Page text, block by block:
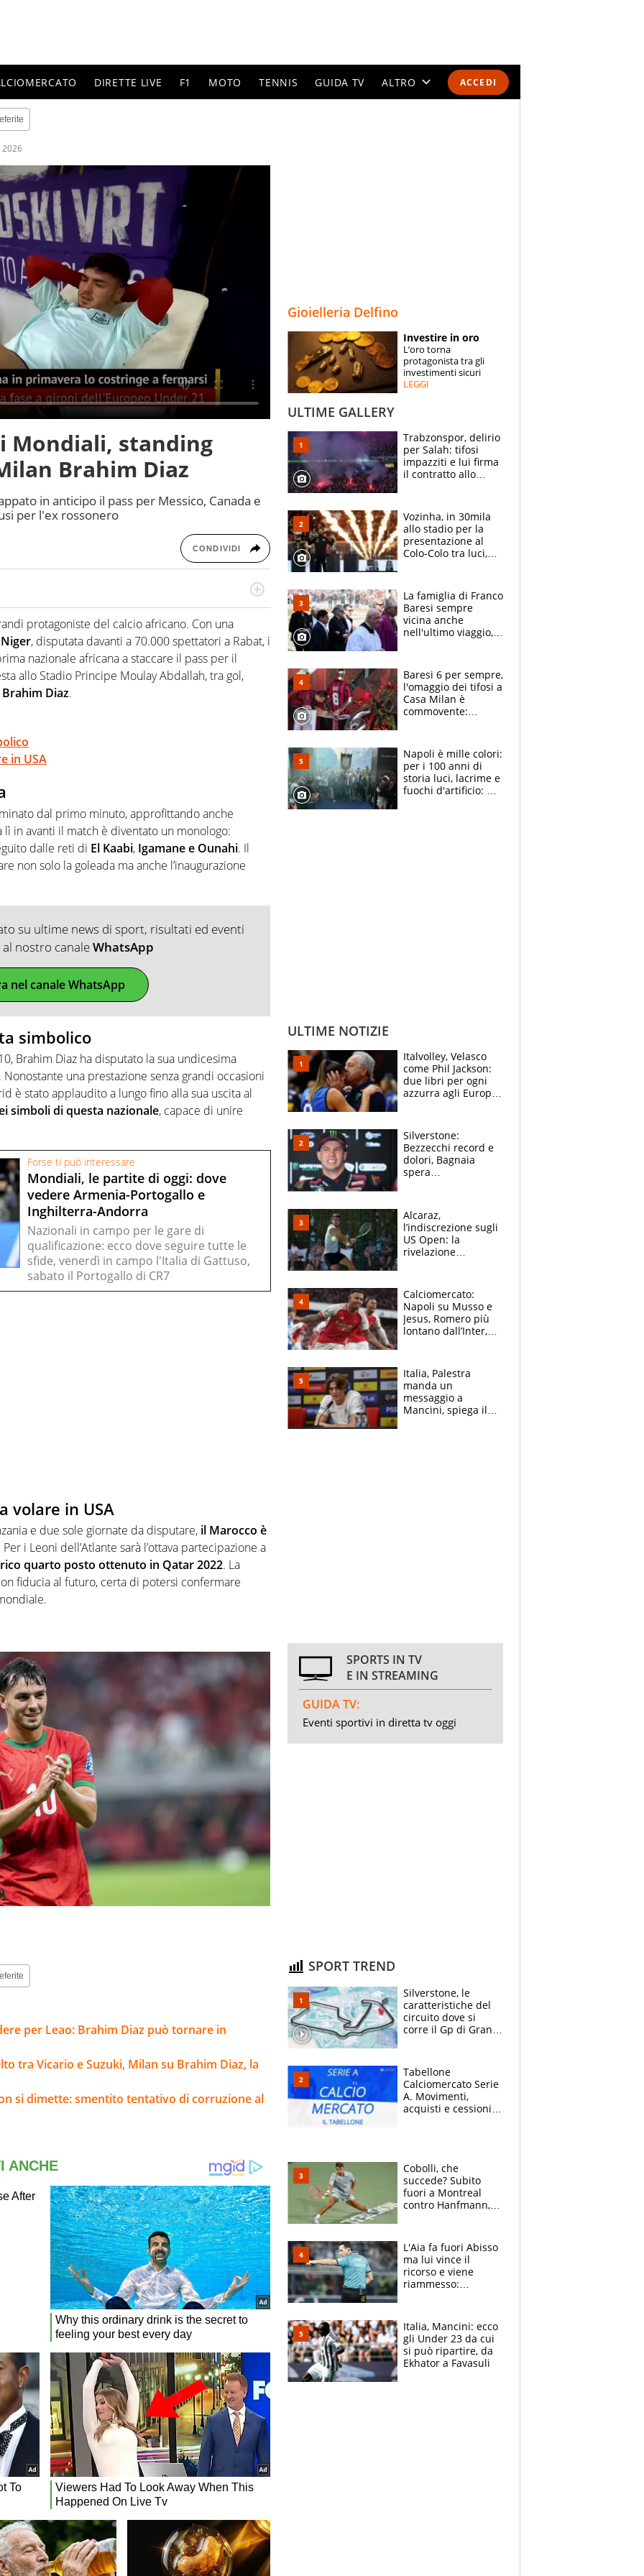
ACCEDI
DIRETTE LIVE F1 MOTO TENNIS GUIDA TV ALTRO
SPECIALI
ESPERTI
2026
Mondiali, standing
Brahim Diaz
in anticipo il pass per Messico, Canada e
per l'ex rossonero
CONDIVIDI
tesi di laurea sugli stadi di proprietà in Italia. Il calcio
tra passione e professione. Per Virgilio Sport
l'universo mondo dello sport per antonomasia
protagoniste del calcio africano. Con una
Niger, disputata davanti a 70.000 spettatori a Rabat, i
nazionale africana a staccare il pass per il
allo Stadio Principe Moulay Abdallah, tra gol,
Brahim Diaz.
in USA
dal primo minuto, approfittando anche
lì in avanti il match è diventato un monologo:
dalle reti di El Kaabi, Igamane e Ounahi. Il
non solo la goleada ma anche l’inaugurazione
su ultime news di sport, risultati ed eventi
al nostro canaleWhatsApp
nel canale WhatsApp
simbolico
Brahim Diaz ha disputato la sua undicesima
una prestazione senza grandi occasioni
è stato applaudito a lungo fino alla sua uscita al
simboli di questa nazionale, capace di unire
Forse ti può interessare
Mondiali, le partite di oggi: dove
vedere Armenia-Portogallo e
Inghilterra-Andorra
Nazionali in campo per le gare di
qualificazione: ecco dove seguire tutte le
sfide, venerdì in campo l'Italia di Gattuso,
sabato il Portogallo di CR7
volare in USA
e due sole giornate da disputare, il Marocco è
Per i Leoni dell’Atlante sarà l’ottava partecipazione a
quarto posto ottenuto in Qatar 2022. La
fiducia al futuro, certa di potersi confermare
per Leao: Brahim Diaz può tornare in
tra Vicario e Suzuki, Milan su Brahim Diaz, la
si dimette: smentito tentativo di corruzione al
Gioielleria Delfino
Investire in oro
L’oro torna
protagonista tra gli
investimenti sicuri
LEGGI
ULTIME GALLERY
Trabzonspor, delirio
per Salah: tifosi
impazziti e lui firma
il contratto allo
Vozinha, in 30mila
allo stadio per la
presentazione al
Colo-Colo tra luci,
La famiglia di Franco
Baresi sempre
vicina anche
nell'ultimo viaggio,
circondati
dall'affetto dei tifosi
Baresi 6 per sempre,
l'omaggio dei tifosi a
Casa Milan è
commovente:
bigliettini
Napoli è mille colori:
per i 100 anni di
storia luci, lacrime e
fuochi d'artificio: De
ULTIME NOTIZIE
Italvolley, Velasco
come Phil Jackson:
due libri per ogni
azzurra agli Europei.
Silverstone:
Bezzecchi record e
dolori, Bagnaia
spera
e vota Aprilia
Alcaraz,
l’indiscrezione sugli
US Open: la
rivelazione
B. Rune verso la
rinuncia
Calciomercato:
Napoli su Musso e
Jesus, Romero più
lontano dall’Inter,
tabellone
Italia, Palestra
manda un
messaggio a
Mancini, spiega il
SPORTS IN TV
E IN STREAMING
GUIDA TV:
Eventi sportivi in diretta tv oggi
SPORT TREND
Silverstone, le
caratteristiche del
circuito dove si
corre il Gp di Gran
Tabellone
Calciomercato Serie
A. Movimenti,
acquisti e cessioni:
Cobolli, che
succede? Subito
fuori a Montreal
contro Hanfmann,
L'Aia fa fuori Abisso
ma lui vince il
ricorso e viene
riammesso:
Italia, Mancini: ecco
gli Under 23 da cui
si può ripartire, da
Ekhator a Favasuli